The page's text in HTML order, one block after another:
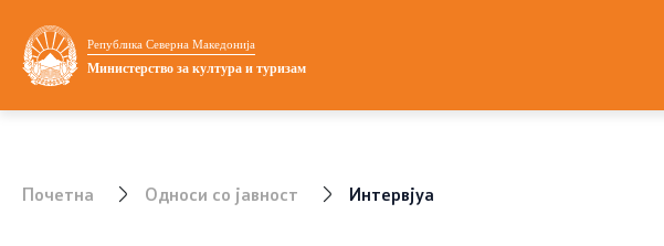
Република Северна Македонија
Министерство за култура и туризам
Министерство
Новости
Почетна Односи со јавност Интервјуа